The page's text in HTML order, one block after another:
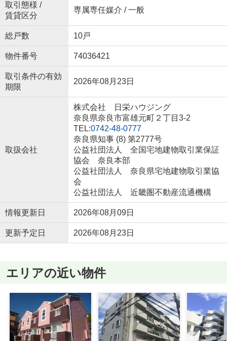
取引態様 /
賃貸区分
専属専任媒介 / 一般
総戸数 10戸
物件番号 74036421
取引条件の有効
期限
2026年08月23日
取扱会社
株式会社 日栄ハウジング
奈良県奈良市富雄元町２丁目3-2
TEL:0742-48-0777
奈良県知事 (8) 第2777号
公益社団法人 全国宅地建物取引業保証
協会 奈良本部
公益社団法人 奈良県宅地建物取引業協
会
公益社団法人 近畿圏不動産流通機構
情報更新日 2026年08月09日
更新予定日 2026年08月23日
エリアの近い物件